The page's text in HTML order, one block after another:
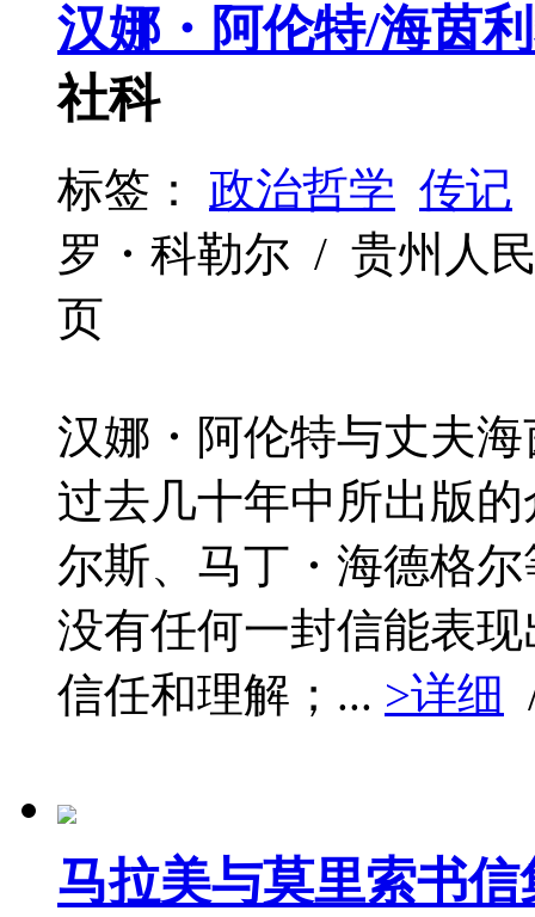
汉娜・阿伦特/海茵
社科
标签： 政治哲学 传记
罗・科勒尔 / 贵州人
页
汉娜・阿伦特与丈夫
过去几十年中所出版
尔斯、马丁・海德格
没有任何一封信能表
信任和理解；... >详细
马拉美与莫里索书信